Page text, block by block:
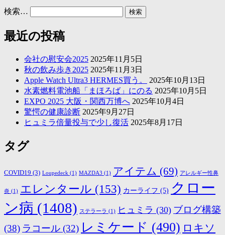
検索…
最近の投稿
会社の慰安会2025 2025年11月5日
秋の飲み歩き2025 2025年11月3日
Apple Watch Ultra3 HERMES買う。
2025年10月13日
水素燃料電池船「まほろば」にのる 2025年10月5日
EXPO 2025 大阪・関西万博へ 2025年10月4日
驚愕の健康診断 2025年9月27日
ヒュミラ倍量投与で少し復活 2025年8月17日
タグ
COVID19 (3) Loupedeck (1) MAZDA3 (1) アイテム (69) アレルギー性鼻
炎 (1) エレンタール (153) カーライフ (5) クロー
ン病 (1408) ステラーラ (1) ヒュミラ (30) ブログ構築
(38) ラコール (32) レミケード (490) ロキソ